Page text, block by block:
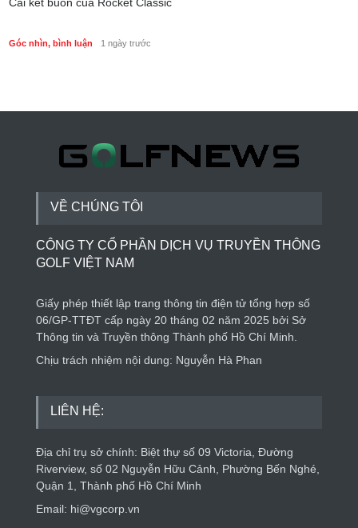
Góc nhìn, bình luận 1 ngày trước
VỀ CHÚNG TÔI
CÔNG TY CỔ PHẦN DỊCH VỤ TRUYỀN THÔNG
GOLF VIỆT NAM
Giấy phép thiết lập trang thông tin điện tử tổng hợp số
06/GP-TTĐT cấp ngày 20 tháng 02 năm 2025 bởi Sở
Thông tin và Truyền thông Thành phố Hồ Chí Minh.
Chịu trách nhiệm nội dung: Nguyễn Hà Phan
LIÊN HỆ:
Địa chỉ trụ sở chính: Biệt thự số 09 Victoria, Đường
Riverview, số 02 Nguyễn Hữu Cảnh, Phường Bến Nghé,
Quận 1, Thành phố Hồ Chí Minh
Email: hi@vgcorp.vn